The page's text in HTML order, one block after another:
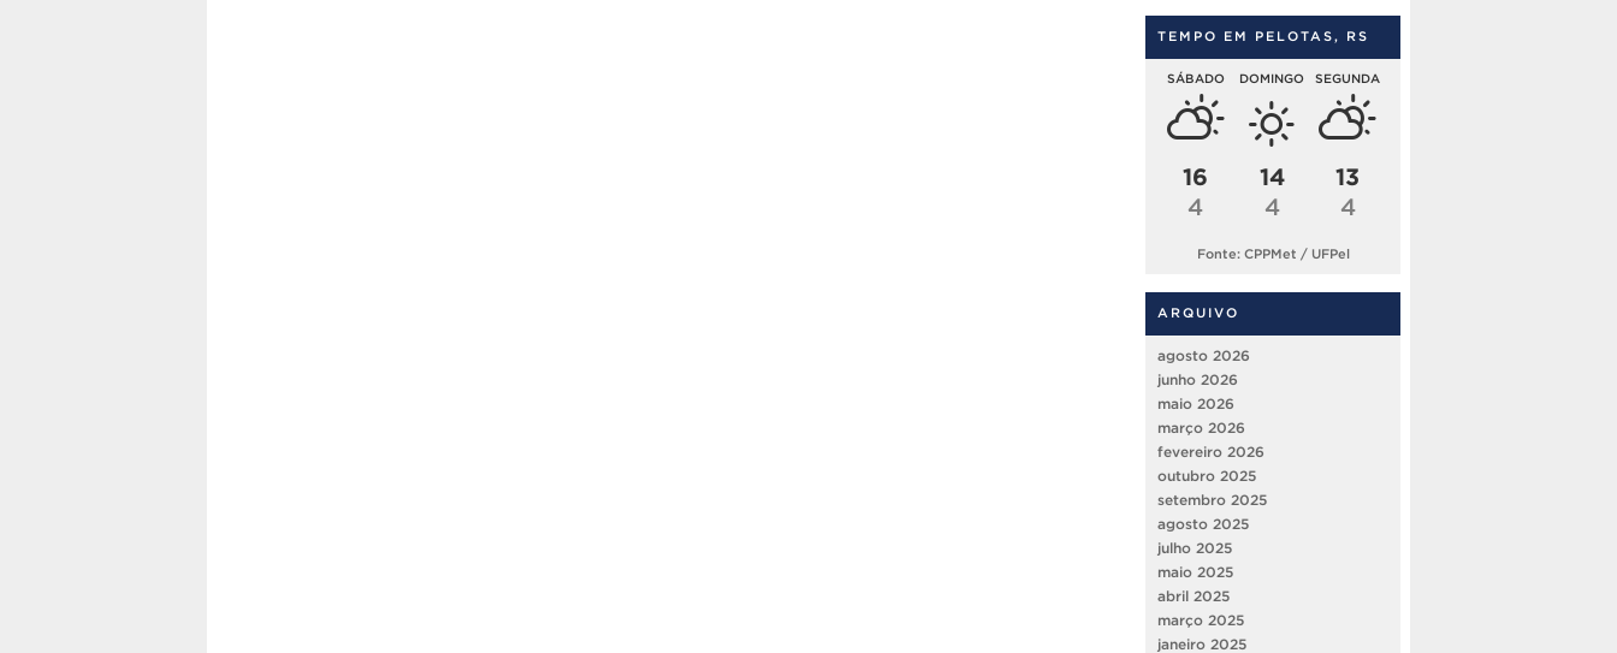
TEMPO EM PELOTAS, RS
SÁBADO
16
4
DOMINGO
14
4
SEGUNDA
13
4
Fonte: CPPMet / UFPel
ARQUIVO
agosto 2026
junho 2026
maio 2026
março 2026
fevereiro 2026
outubro 2025
setembro 2025
agosto 2025
julho 2025
maio 2025
abril 2025
março 2025
janeiro 2025